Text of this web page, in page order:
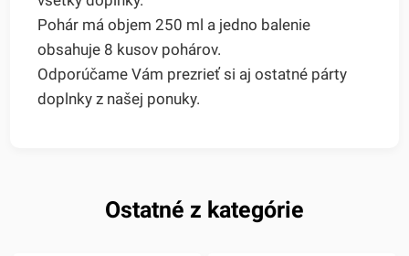
Pohár má objem 250 ml a jedno balenie
obsahuje 8 kusov pohárov.
Odporúčame Vám prezrieť si aj ostatné párty
doplnky z našej ponuky.
Ostatné z kategórie